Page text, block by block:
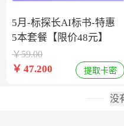
5月-标探长AI标书-特惠
5本套餐【限价48元】
￥59.00
￥ 47.200 提取卡密
没